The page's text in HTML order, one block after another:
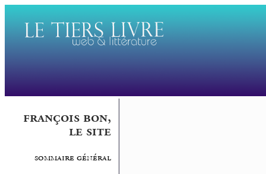
françois bon,
le site
sommaire général